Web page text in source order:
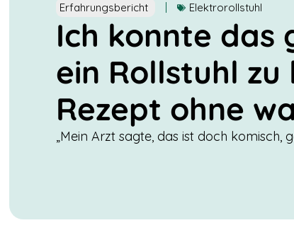
Erfahrungsbericht Elektrorollstuhl
Ich konnte das
ein Rollstuhl
Rezept ohne
„Mein Arzt sagte, das ist doch komisch,